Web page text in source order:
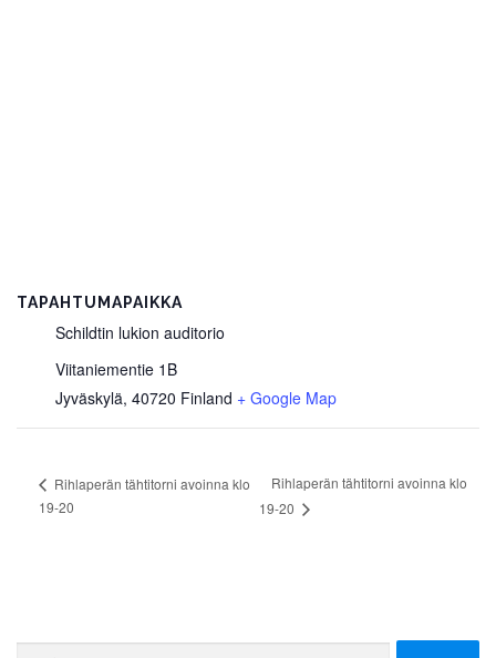
TAPAHTUMAPAIKKA
Schildtin lukion auditorio
Viitaniementie 1B
Jyväskylä, 40720 Finland + Google Map
Rihlaperän tähtitorni avoinna klo
19-20
Rihlaperän tähtitorni avoinna klo
19-20